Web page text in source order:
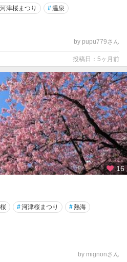
河津桜まつり #温泉
by pupu779さん
投稿日：5ヶ月前
16
#河津桜まつり #熱海
by mignonさん